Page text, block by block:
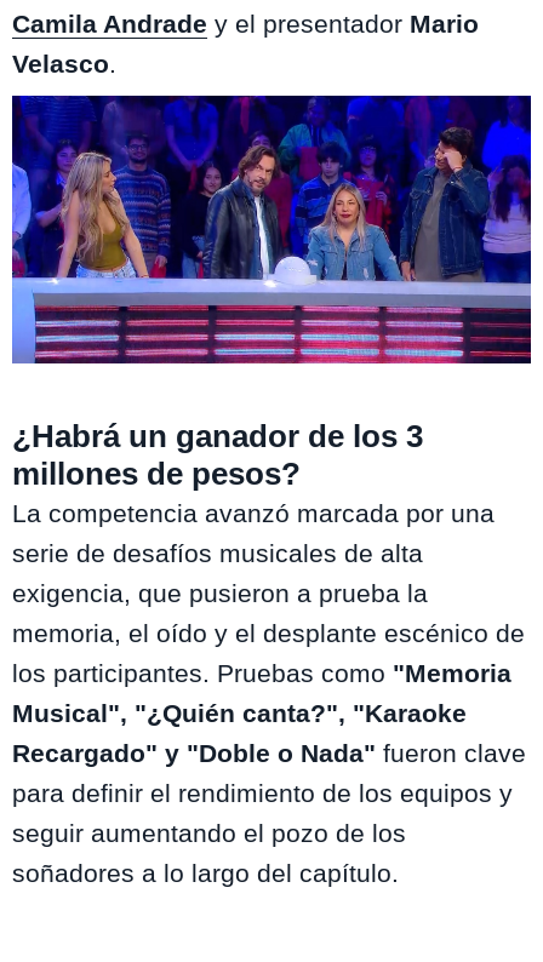
Camila Andrade y el presentador Mario
Velasco.
¿Habrá un ganador de los 3
millones de pesos?
La competencia avanzó marcada por una
serie de desafíos musicales de alta
exigencia, que pusieron a prueba la
memoria, el oído y el desplante escénico de
los participantes. Pruebas como "Memoria
Musical", "¿Quién canta?", "Karaoke
Recargado" y "Doble o Nada" fueron clave
para definir el rendimiento de los equipos y
seguir aumentando el pozo de los
soñadores a lo largo del capítulo.